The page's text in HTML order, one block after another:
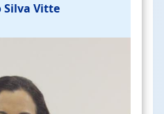
Silva Vitte